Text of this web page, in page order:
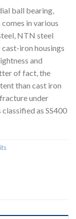
ball bearing,
in various
NTN steel
iron housings
and
of fact, the
than cast iron
under
as SS400